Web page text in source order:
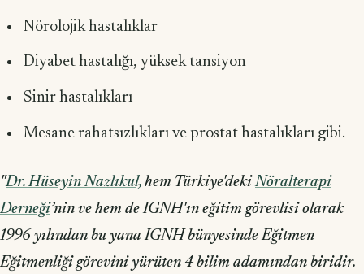
Nörolojik hastalıklar
Diyabet hastalığı, yüksek tansiyon
Sinir hastalıkları
Mesane rahatsızlıkları ve prostat hastalıkları gibi.
"Dr. Hüseyin Nazlıkul, hem Türkiye'dekiNöralterapi
Derneği’nin ve hem de IGNH'ın eğitim görevlisi olarak
1996 yılından bu yana IGNH bünyesinde Eğitmen
Eğitmenliği görevini yürüten 4 bilim adamından biridir.